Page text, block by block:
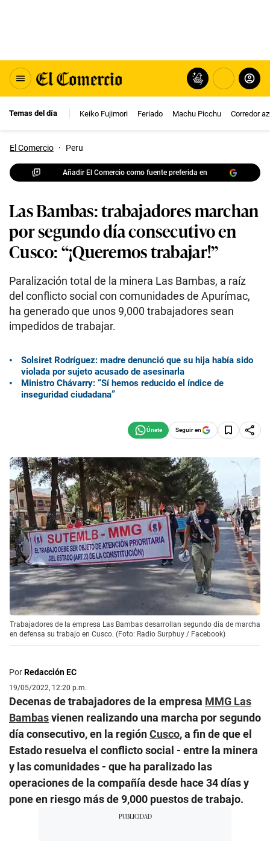
Temas del día Keiko Fujimori Feriado Machu Picchu Corredor
El Comercio · Peru
Añadir El Comercio como fuente preferida en
Las Bambas: trabajadores marchan
por segundo día consecutivo en
Cusco: “¡Queremos trabajar!”
Paralización total de la minera Las Bambas, a raíz
del conflicto social con comunidades de Apurímac,
ha generado que unos 9,000 trabajadores sean
impedidos de trabajar.
Solsiret Rodríguez: madre denunció que su hija había sido
violada por sujeto acusado de asesinarla
Ministro Chávarry: “Sí hemos reducido el índice de
inseguridad ciudadana”
Seguir en
Trabajadores de la empresa Las Bambas desarrollan segundo día de marcha
en defensa su trabajo en Cusco. (Foto: Radio Surphuy / Facebook)
PorRedacción EC
19/05/2022, 12:20 p.m.
Decenas de trabajadores de la empresa MMG Las
Bambasvienen realizando una marcha por segundo
día consecutivo, en la regiónCusco, a fin de que el
Estado resuelva el conflicto social - entre la minera
y las comunidades - que ha paralizado las
operaciones de la compañía desde hace 34 días y
pone en riesgo más de 9,000 puestos de trabajo.